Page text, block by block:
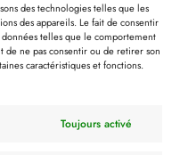
des technologies telles que les
des appareils. Le fait de consentir
telles que le comportement
de ne pas consentir ou de retirer son
caractéristiques et fonctions.
Toujours activé